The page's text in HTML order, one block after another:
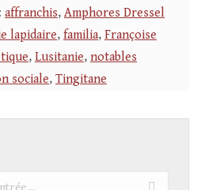
affranchis, Amphores Dressel
lapidaire, familia, Françoise
, Lusitanie, notables
sociale, Tingitane